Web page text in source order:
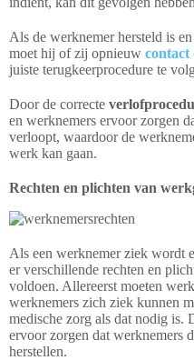
Als de werknemer hersteld is
moet hij of zij opnieuw contact
juiste terugkeerprocedure te
Door de correcte
en werknemers ervoor zorgen
verloopt, waardoor de
werk kan gaan.
Rechten en plichten van
Als een werknemer ziek wordt
er verschillende rechten en
voldoen. Allereerst moeten
werknemers zich ziek kunnen
medische zorg als dat nodig is.
ervoor zorgen dat werknemers
herstellen.